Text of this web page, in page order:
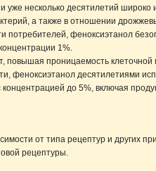
несколько десятилетий
а также в отношении
потребителей, феноксиэтанол
1%.
повышая проницаемость
феноксиэтанол десятилетиями
до 5%, включая
от типа рецептур и других
рецептуры.